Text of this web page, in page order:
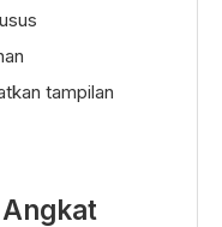
tampilan